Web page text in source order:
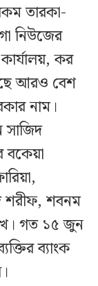
তারকা-
নিউজের
কর
আরও বেশ
নাম।
সাজিদ
বকেয়া
শরীফ, শবনম
গত ১৫ জুন
ব্যাংক